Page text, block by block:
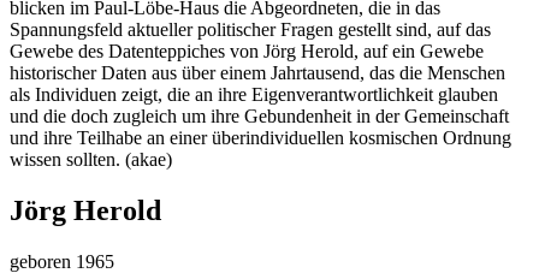
blicken im Paul-Löbe-Haus die Abgeordneten, die in das
Spannungsfeld aktueller politischer Fragen gestellt sind, auf das
Gewebe des Datenteppiches von Jörg Herold, auf ein Gewebe
historischer Daten aus über einem Jahrtausend, das die Menschen
als Individuen zeigt, die an ihre Eigenverantwortlichkeit glauben
und die doch zugleich um ihre Gebundenheit in der Gemeinschaft
und ihre Teilhabe an einer überindividuellen kosmischen Ordnung
wissen sollten. (akae)
Jörg Herold
geboren 1965